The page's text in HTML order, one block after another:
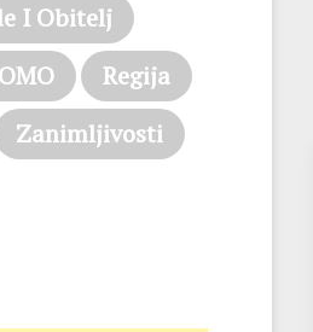
I Obitelj
Regija
Zanimljivosti